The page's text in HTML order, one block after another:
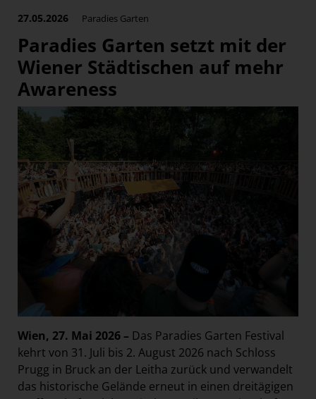
27.05.2026 Paradies Garten
Paradies Garten setzt mit der
Wiener Städtischen auf mehr
Awareness
Wien, 27. Mai 2026 – Das Paradies Garten Festival
kehrt von 31. Juli bis 2. August 2026 nach Schloss
Prugg in Bruck an der Leitha zurück und verwandelt
das historische Gelände erneut in einen dreitägigen